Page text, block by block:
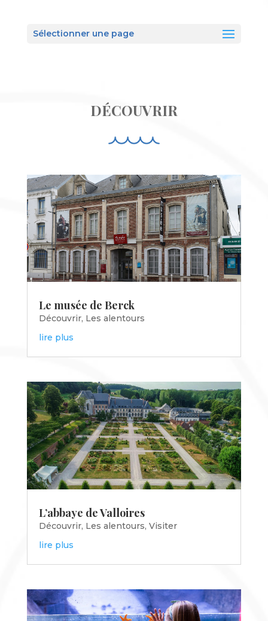
Sélectionner une page
DÉCOUVRIR
Le musée de Berck
Découvrir, Les alentours
lire plus
L’abbaye de Valloires
Découvrir, Les alentours, Visiter
lire plus